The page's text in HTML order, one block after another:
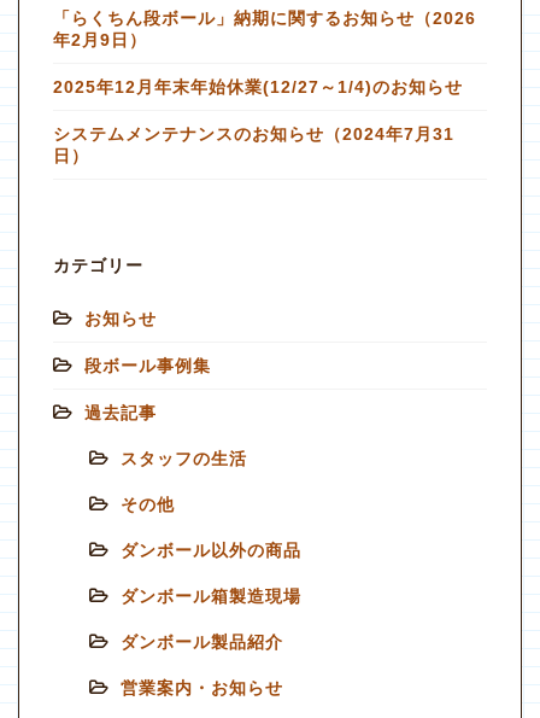
「らくちん段ボール」納期に関するお知らせ（2026
年2月9日）
2025年12月年末年始休業(12/27～1/4)のお知らせ
システムメンテナンスのお知らせ（2024年7月31
日）
カテゴリー
お知らせ
段ボール事例集
過去記事
スタッフの生活
その他
ダンボール以外の商品
ダンボール箱製造現場
ダンボール製品紹介
営業案内・お知らせ